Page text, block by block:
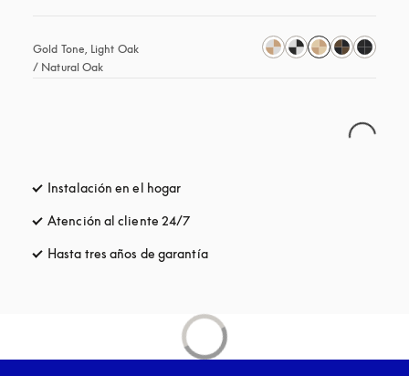
Gold Tone, Light Oak
/ Natural Oak
Instalación en el hogar
Atención al cliente 24/7
Hasta tres años de garantíaapertura en una pestaña nueva